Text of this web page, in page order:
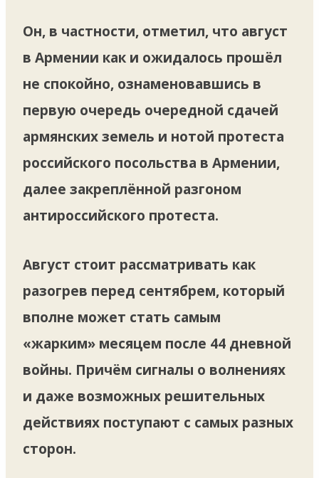
Он, в частности, отметил, что август
в Армении как и ожидалось прошёл
не спокойно, ознаменовавшись в
первую очередь очередной сдачей
армянских земель и нотой протеста
российского посольства в Армении,
далее закреплённой разгоном
антироссийского протеста.
Август стоит рассматривать как
разогрев перед сентябрем, который
вполне может стать самым
«жарким» месяцем после 44 дневной
войны. Причём сигналы о волнениях
и даже возможных решительных
действиях поступают с самых разных
сторон.